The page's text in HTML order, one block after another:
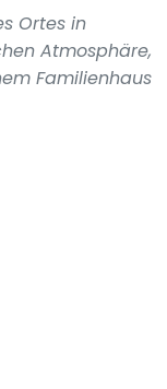
Ortes in
Atmosphäre,
Familienhaus